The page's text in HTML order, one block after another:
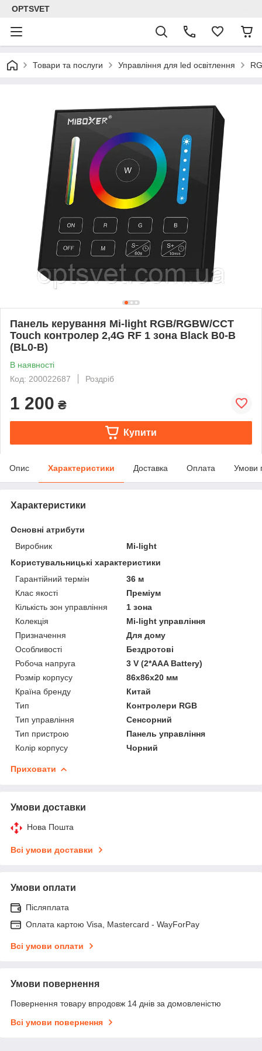
OPTSVET
Товари та послуги Управління для led освітлення
Панель керування Mi-light RGB/RGBW/CCT
Touch контролер 2,4G RF 1 зона Black B0-B
(BL0-B)
В наявності
Код: 200022687
Роздріб
1 200 ₴
Купити
Опис Характеристики Доставка Оплата Умови
Характеристики
Основні атрибути
Виробник
Mi-light
Користувальницькі характеристики
Гарантійний термін
36 м
Клас якості
Преміум
Кількість зон управління
1 зона
Колекція
Mi-light управління
Призначення
Для дому
Особливості
Бездротові
Робоча напруга
3 V (2*AAA Battery)
Розмір корпусу
86х86х20 мм
Країна бренду
Китай
Тип
Контролери RGB
Тип управління
Сенсорний
Тип пристрою
Панель управління
Колір корпусу
Чорний
Приховати
Умови доставки
Нова Пошта
Всі умови доставки
Умови оплати
Післяплата
Оплата картою Visa, Mastercard - WayForPay
Всі умови оплати
Умови повернення
Повернення товару впродовж 14 днів за домовленістю
Всі умови повернення